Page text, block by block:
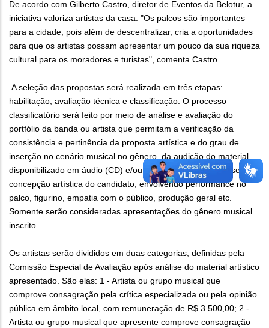
De acordo com Gilberto Castro, diretor de Eventos da Belotur, a
iniciativa valoriza artistas da casa. "Os palcos são importantes
para a cidade, pois além de descentralizar, cria a oportunidades
para que os artistas possam apresentar um pouco da sua riqueza
cultural para os moradores e turistas", comenta Castro.
A seleção das propostas será realizada em três etapas:
habilitação, avaliação técnica e classificação. O processo
classificatório será feito por meio de análise e avaliação do
portfólio da banda ou artista que permitam a verificação da
consistência e pertinência da proposta artística e do grau de
inserção no cenário musical no gênero, da audição do material
disponibilizado em áudio (CD) e/ou vídeo (DVD) e da análise da
concepção artística do candidato, envolvendo performance no
palco, figurino, empatia com o público, produção geral etc.
Somente serão consideradas apresentações do gênero musical
inscrito.
Os artistas serão divididos em duas categorias, definidas pela
Comissão Especial de Avaliação após análise do material artístico
apresentado. São elas: 1 - Artista ou grupo musical que
comprove consagração pela crítica especializada ou pela opinião
pública em âmbito local, com remuneração de R$ 3.500,00; 2 -
Artista ou grupo musical que apresente comprove consagração